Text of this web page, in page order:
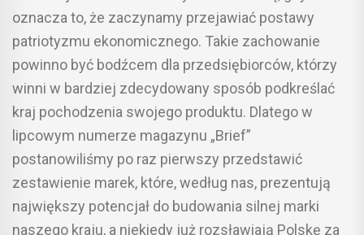
oznacza to, że zaczynamy przejawiać postawy
patriotyzmu ekonomicznego. Takie zachowanie
powinno być bodźcem dla przedsiębiorców, którzy
winni w bardziej zdecydowany sposób podkreślać
kraj pochodzenia swojego produktu. Dlatego w
lipcowym numerze magazynu „Brief”
postanowiliśmy po raz pierwszy przedstawić
zestawienie marek, które, według nas, prezentują
największy potencjał do budowania silnej marki
naszego kraju, a niekiedy już rozsławiają Polskę za